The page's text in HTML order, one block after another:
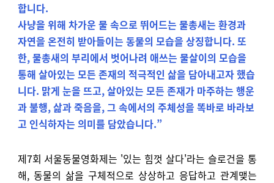
합니다.
사냥을 위해 차가운 물 속으로 뛰어드는 물총새는 환경과
자연을 온전히 받아들이는 동물의 모습을 상징합니다. 또
한, 물총새의 부리에서 벗어나려 애쓰는 물살이의 모습을
통해 살아있는 모든 존재의 적극적인 삶을 담아내고자 했습
니다. 맑게 눈을 뜨고, 살아있는 모든 존재가 마주하는 행운
과 불행, 삶과 죽음을, 그 속에서의 주체성을 똑바로 바라보
고 인식하자는 의미를 담았습니다.”
제7회 서울동물영화제는 '있는 힘껏 살다'라는 슬로건을 통
해, 동물의 삶을 구체적으로 상상하고 응답하고 관계맺는